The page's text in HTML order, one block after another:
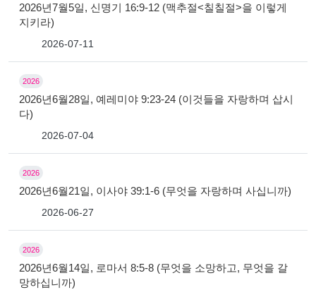
2026년7월5일, 신명기 16:9-12 (맥추절<칠칠절>을 이렇게
지키라)
2026-07-11
2026
2026년6월28일, 예레미야 9:23-24 (이것들을 자랑하며 삽시
다)
2026-07-04
2026
2026년6월21일, 이사야 39:1-6 (무엇을 자랑하며 사십니까)
2026-06-27
2026
2026년6월14일, 로마서 8:5-8 (무엇을 소망하고, 무엇을 갈
망하십니까)